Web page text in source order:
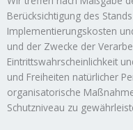
Berücksichtigung des
Implementierungskosten
und der Zwecke der
Eintrittswahrscheinlichkeit
und Freiheiten natürlicher
organisatorische
Schutzniveau zu